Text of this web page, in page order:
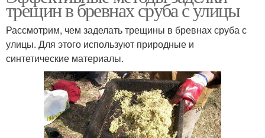
трещин в бревнах сруба с улицы
Рассмотрим, чем заделать трещины в бревнах сруба с
улицы. Для этого используют природные и
синтетические материалы.